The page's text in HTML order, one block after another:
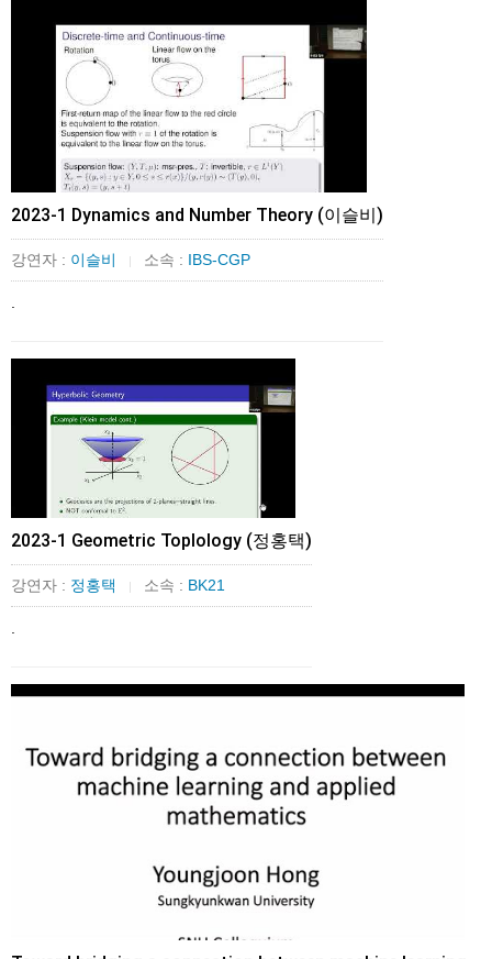
2023-1 Dynamics and Number Theory (이슬비)
강연자 : 이슬비 | 소속 : IBS-CGP
2023-1 Geometric Toplology (정홍택)
강연자 : 정홍택 소속 : BK21
.